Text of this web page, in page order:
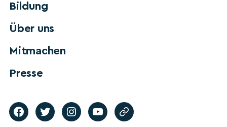
Bildung
Über uns
Mitmachen
Presse